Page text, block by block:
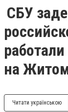
СБУ
на
Читати українською